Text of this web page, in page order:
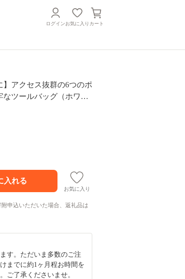
ログインお気に入り カート
】アクセス抜群の6つのポ
なツールバッグ（ホワイ
ち 肩掛け 撥水 鞄 男女
お気に入り
申込いただいた場合、返礼品は
す。ただいま多数のご注
までに約1ヶ月程お時間を
ご了承くださいませ。